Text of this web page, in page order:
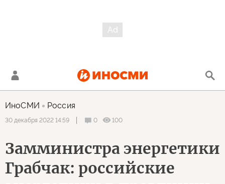
ИноСМИ Россия
30 декабря 2022 14:59 0 100
Замминистра энергетики
Грабчак: российские